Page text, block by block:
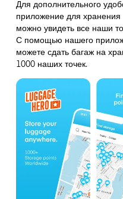
Для дополнительного
приложение для
можно увидеть все наши
С помощью нашего
можете сдать багаж на
1000 наших точек.